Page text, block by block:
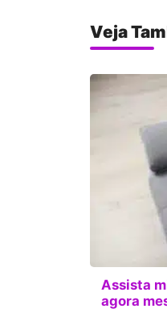
Veja
Assista
agora